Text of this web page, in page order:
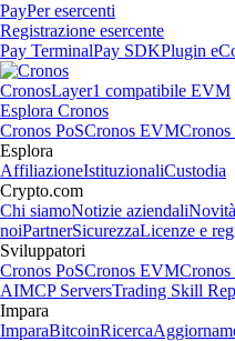
PayPer esercenti
Registrazione esercente
Pay TerminalPay SDKPlugin
CronosLayer1 compatibile EVM
Esplora Cronos
Cronos PoSCronos EVM
Esplora
AffiliazioneIstituzionaliCustodia
Crypto.com
Chi siamoNotizie aziendali
noiPartnerSicurezzaLicenze e
Sviluppatori
Cronos PoSCronos EVM
AIMCP ServersTrading Skill
Impara
ImparaBitcoinRicerca